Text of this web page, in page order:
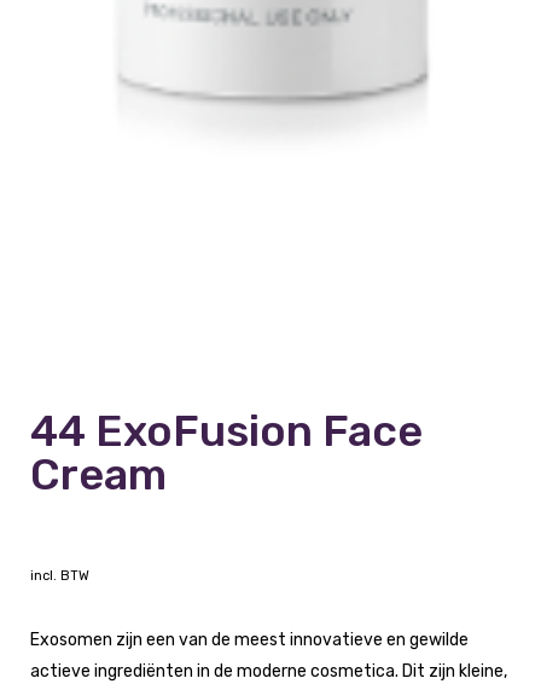
44 ExoFusion Face
Cream
incl. BTW
Exosomen zijn een van de meest innovatieve en gewilde
actieve ingrediënten in de moderne cosmetica. Dit zijn kleine,